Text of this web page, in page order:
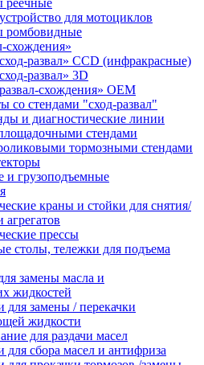
реечные
для мотоциклов
ромбовидные
схождения»
развал» CCD (инфракрасные)
развал» 3D
схождения» ОЕМ
со стендами "сход-развал"
и диагностические линии
стендами
тормозными стендами
и грузоподъемные
краны и стойки для снятия/
агрегатов
прессы
столы, тележки для подъема
замены масла и
жидкостей
для замены / перекачки
жидкости
для раздачи масел
для сбора масел и антифриза